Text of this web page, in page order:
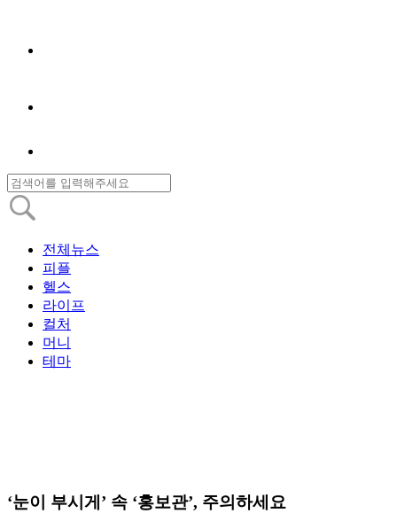
전체뉴스
피플
헬스
라이프
컬처
머니
테마
‘눈이 부시게’ 속 ‘홍보관’, 주의하세요